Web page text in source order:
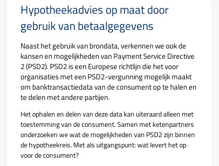
Hypotheekadvies op maat door
gebruik van betaalgegevens
Naast het gebruik van brondata, verkennen we ook de
kansen en mogelijkheden van Payment Service Directive
2 (PSD2). PSD2 is een Europese richtlijn die het voor
organisaties met een PSD2-vergunning mogelijk maakt
om banktransactiedata van de consument op te halen en
te delen met andere partijen.
Het ophalen en delen van deze data kan uiteraard alleen met
toestemming van de consument. Samen met ketenpartners
onderzoeken we wat de mogelijkheden van PSD2 zijn binnen
de hypotheekreis. Met als uitgangspunt: wat levert het op
voor de consument?